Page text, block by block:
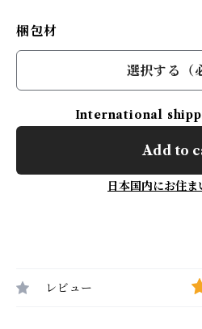
梱包材
選択する（
International
Add to
日本国内にお住ま
レビュー